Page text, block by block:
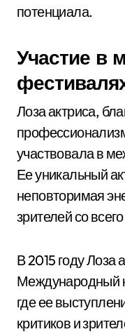
потенциала.
Участие в
Лоза актриса,
участвовала в
Ее уникальный
неповторимая
зрителей со
В 2015 году Лоза
Международный
где ее
критиков и